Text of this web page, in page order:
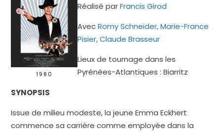
1980
Réalisé parFrancis Girod
AvecRomy Schneider,Marie-France
Pisier,Claude Brasseur
Lieux de tournage dans les
Pyrénées-Atlantiques : Biarritz
SYNOPSIS
Issue de milieu modeste, la jeune Emma Eckhert
commence sa carrière comme employée dans la